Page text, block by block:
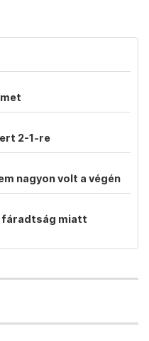
2-1-re
nagyon volt a végén
fáradtság miatt